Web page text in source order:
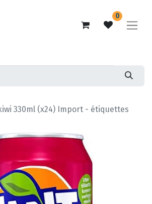
0
330ml (x24) Import - étiquettes